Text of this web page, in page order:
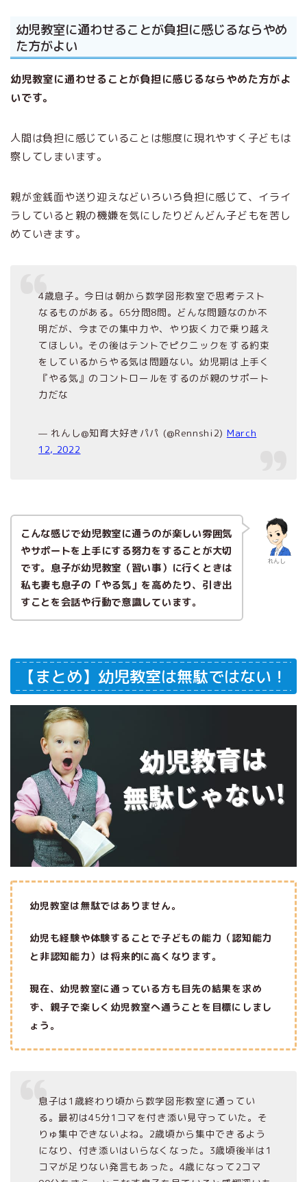
幼児教室に通わせることが負担に感じるならやめ
た方がよい
幼児教室に通わせることが負担に感じるならやめた方がよ
いです。
人間は負担に感じていることは態度に現れやすく子どもは
察してしまいます。
親が金銭面や送り迎えなどいろいろ負担に感じて、イライ
ラしていると親の機嫌を気にしたりどんどん子どもを苦し
めていきます。
4歳息子。今日は朝から数学図形教室で思考テスト
なるものがある。65分問8問。どんな問題なのか不
明だが、今までの集中力や、やり抜く力で乗り越え
てほしい。その後はテントでピクニックをする約束
をしているからやる気は問題ない。幼児期は上手く
『やる気』のコントロールをするのが親のサポート
力だな
— れんし@知育大好きパパ (@Rennshi2) March
12, 2022
れんし
こんな感じで幼児教室に通うのが楽しい雰囲気
やサポートを上手にする努力をすることが大切
です。息子が幼児教室（習い事）に行くときは
私も妻も息子の「やる気」を高めたり、引き出
すことを会話や行動で意識しています。
【まとめ】幼児教室は無駄ではない！
幼児教室は無駄ではありません。
幼児も経験や体験することで子どもの能力（認知能力
と非認知能力）は将来的に高くなります。
現在、幼児教室に通っている方も目先の結果を求め
ず、親子で楽しく幼児教室へ通うことを目標にしまし
ょう。
息子は1歳終わり頃から数学図形教室に通ってい
る。最初は45分1コマを付き添い見守っていた。そ
りゅ集中できないよね。2歳頃から集中できるよう
になり、付き添いはいらなくなった。3歳頃後半は1
コマが足りない発言もあった。4歳になって2コマ